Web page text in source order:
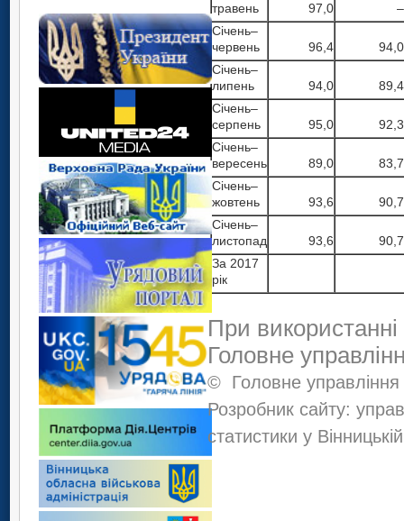
травень
97,0
–
Січень–
червень
96,4
94,0
Січень–
липень
94,0
89,4
Січень–
серпень
95,0
92,3
Січень–
вересень
89,0
83,7
Січень–
жовтень
93,6
90,7
Січень–
листопад
93,6
90,7
За 2017
рік
При
Головне
© Головне управління
Розробник сайту:
статистики у